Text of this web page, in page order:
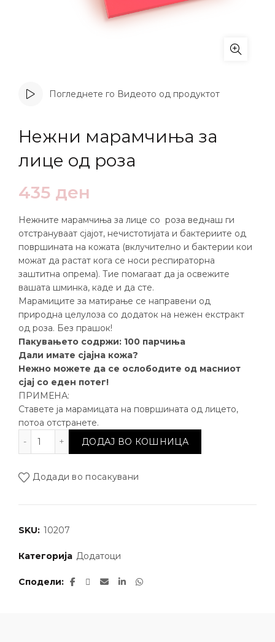
Погледнете го Видеото од продуктот
Нежни марамчиња за
лице од роза
435 ден
Нежните марамчиња за лице со роза веднаш ги
отстрануваат сјајот, нечистотијата и бактериите од
површината на кожата (вклучително и бактерии кои
можат да растат кога се носи респираторна
заштитна опрема). Тие помагаат да ја освежите
вашата шминка, каде и да сте.
Марамиците за матирање се направени од
природна целулоза со додаток на нежен екстракт
од роза. Без прашок!
Пакувањето содржи: 100 парчиња
Дали имате сјајна кожа?
Нежно можете да се ослободите од масниот
сјај со еден потег!
ПРИМЕНА:
Ставете ја марамицата на површината од лицето,
потоа отстранете.
Нежни марамчиња за лице од роза количина
ДОДАЈ ВО КОШНИЦА
Додади во посакувани
SKU: 10207
Категорија Додатоци
Сподели